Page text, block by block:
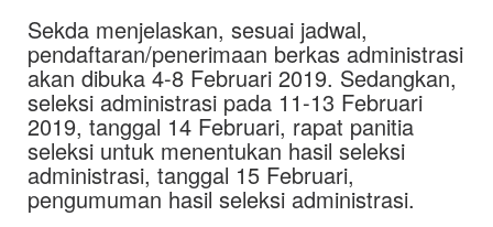
Sekda menjelaskan, sesuai jadwal,
pendaftaran/penerimaan berkas administrasi
akan dibuka 4-8 Februari 2019. Sedangkan,
seleksi administrasi pada 11-13 Februari
2019, tanggal 14 Februari, rapat panitia
seleksi untuk menentukan hasil seleksi
administrasi, tanggal 15 Februari,
pengumuman hasil seleksi administrasi.